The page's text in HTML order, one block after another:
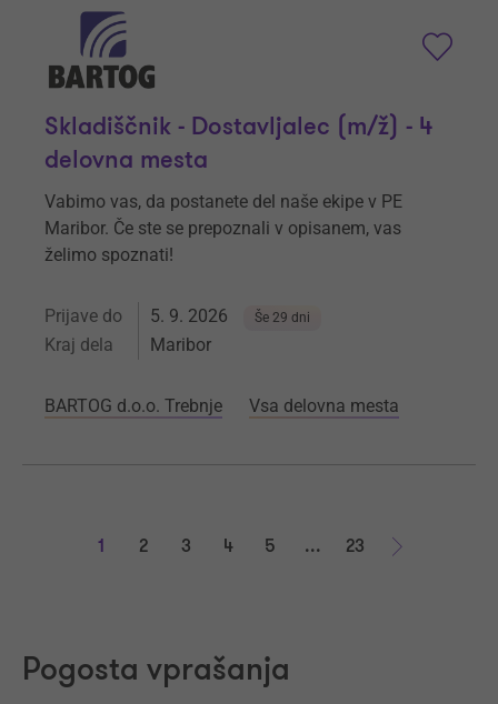
Skladiščnik - Dostavljalec (m/ž) - 4
delovna mesta
Vabimo vas, da postanete del naše ekipe v PE
Maribor. Če ste se prepoznali v opisanem, vas
želimo spoznati!
Prijave do 5. 9. 2026 Še 29 dni
Kraj dela Maribor
BARTOG d.o.o. Trebnje Vsa delovna mesta
1 2 3 4 5 ...
23
Pogosta vprašanja